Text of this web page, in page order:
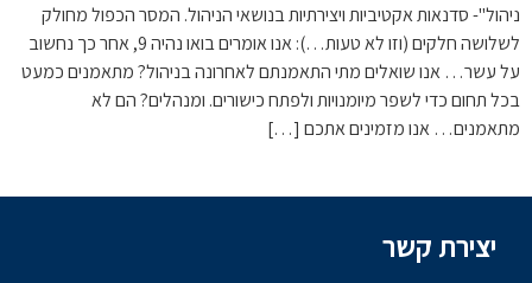
ניהול"- סדנאות אקטיביות ויצירתיות בנושאי הניהול. המסר הכפול מחולק
לשלושה חלקים (וזו לא טעות…): אנו אומרים בואו נהיה 9, אחר כך נחשוב
על עשר… אנו שואלים מתי התאמנתם לאחרונה בניהול? מתאמנים כמעט
בכל תחום כדי לשפר מיומנויות ולפתח כישורים. ומנהלים? הם לא
מתאמנים… אנו מזמינים אתכם […]
יצירת קשר